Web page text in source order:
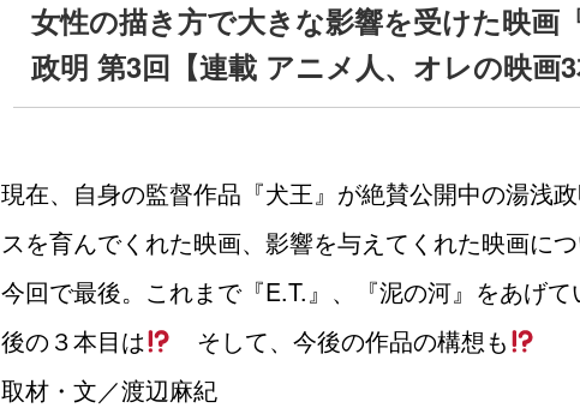
女性の描き方で大きな影響を受けた映画
政明 第3回【連載 アニメ人、オレの映画3
現在、自身の監督作品『犬王』が絶賛公開中の湯浅
スを育んでくれた映画、影響を与えてくれた映画に
今回で最後。これまで『E.T.』、『泥の河』をあげ
後の３本目は
そして、今後の作品の構想も
取材・文／渡辺麻紀